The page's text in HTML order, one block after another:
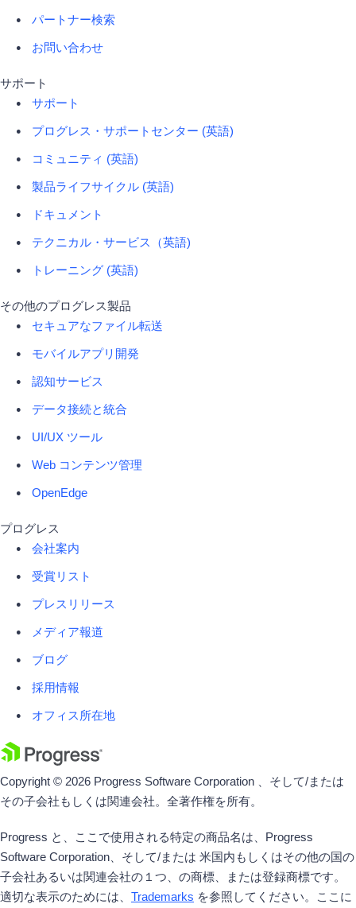
パートナー検索
お問い合わせ
サポート
サポート
プログレス・サポートセンター (英語)
コミュニティ (英語)
製品ライフサイクル (英語)
ドキュメント
テクニカル・サービス（英語)
トレーニング (英語)
その他のプログレス製品
セキュアなファイル転送
モバイルアプリ開発
認知サービス
データ接続と統合
UI/UX ツール
Web コンテンツ管理
OpenEdge
プログレス
会社案内
受賞リスト
プレスリリース
メディア報道
ブログ
採用情報
オフィス所在地
Copyright © 2026 Progress Software Corporation 、そして/または
その子会社もしくは関連会社。全著作権を所有。
Progress と、ここで使用される特定の商品名は、Progress
Software Corporation、そして/または 米国内もしくはその他の国の
子会社あるいは関連会社の１つ、の商標、または登録商標です。
適切な表示のためには、 Trademarks を参照してください。ここに